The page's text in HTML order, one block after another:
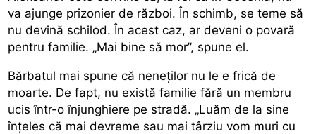
va ajunge prizonier de război. În schimb, se teme să
nu devină schilod. În acest caz, ar deveni o povară
pentru familie. „Mai bine să mor”, spune el.
Bărbatul mai spune că neneților nu le e frică de
moarte. De fapt, nu există familie fără un membru
ucis într-o înjunghiere pe stradă. „Luăm de la sine
înțeles că mai devreme sau mai târziu vom muri cu